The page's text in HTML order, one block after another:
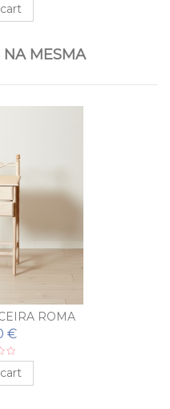
MESMA
ROMA
€